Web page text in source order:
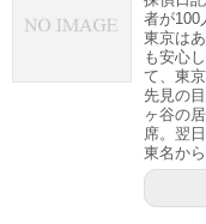
者が100
東京は
も安心
て、東
先見の
ヶ谷の
席。翌
東名か